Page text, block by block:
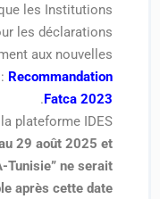
et que les Institutions
pour les déclarations
aux nouvelles
:Recommandation
Fatca 2023
.
que la plateforme IDES
jusqu’au 29 août 2025 et
Tunisie” ne serait
après cette date